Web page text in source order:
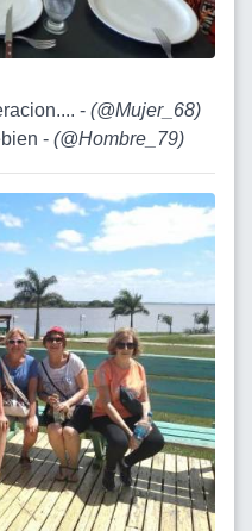
- (@Mujer_68)
- (@Hombre_79)